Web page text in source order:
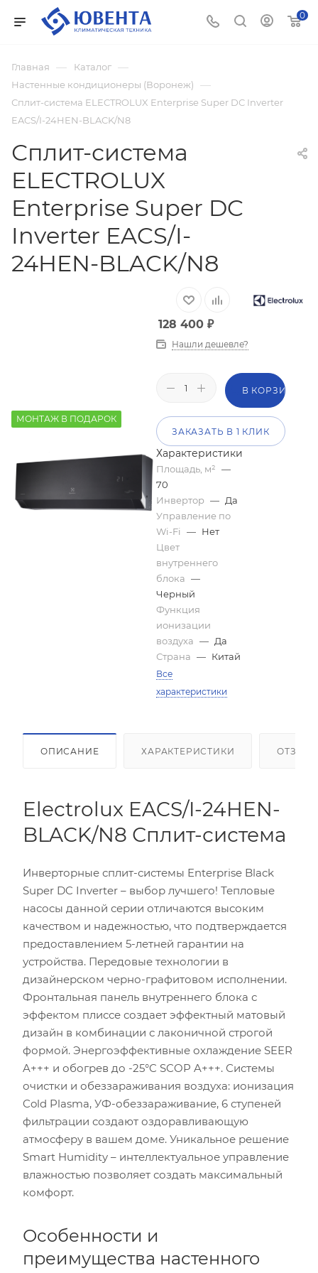
0
Главная — Каталог —
Настенные кондиционеры (Воронеж) —
Сплит-система ELECTROLUX Enterprise Super DC Inverter
EACS/I-24HEN-BLACK/N8
Сплит-система
ELECTROLUX
Enterprise Super DC
Inverter EACS/I-
24HEN-BLACK/N8
МОНТАЖ В ПОДАРОК
128 400₽
Нашли дешевле?
В КОРЗИНУ
ЗАКАЗАТЬ В 1 КЛИК
Характеристики
Площадь, м² —
70
Инвертор — Да
Управление по
Wi-Fi
— Нет
Цвет
внутреннего
блока —
Черный
Функция
ионизации
воздуха — Да
Страна — Китай
Все
характеристики
ОПИСАНИЕ ХАРАКТЕРИСТИКИ
Electrolux EACS/I-24HEN-
BLACK/N8 Сплит-система
Инверторные сплит-системы Enterprise Black
Super DC Inverter – выбор лучшего! Тепловые
насосы данной серии отличаются высоким
качеством и надежностью, что подтверждается
предоставлением 5-летней гарантии на
устройства. Передовые технологии в
дизайнерском черно-графитовом исполнении.
Фронтальная панель внутреннего блока с
эффектом плиссе создает эффектный матовый
дизайн в комбинации с лаконичной строгой
формой. Энергоэффективные охлаждение SEER
A+++ и обогрев до -25°C SCOP A+++. Системы
очистки и обеззараживания воздуха: ионизация
Cold Plasma, УФ-обеззараживание, 6 ступеней
фильтрации создают оздоравливающую
атмосферу в вашем доме. Уникальное решение
Smart Humidity – интеллектуальное управление
влажностью позволяет создать максимальный
комфорт.
Особенности и
преимущества настенного